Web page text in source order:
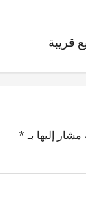
قريبة
مشار إليها بـ*